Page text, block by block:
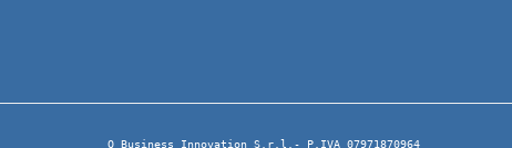
Q Business Innovation S.r.l.- P.IVA 07971870964